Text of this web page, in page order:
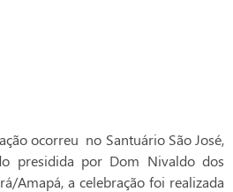
ocorreu no Santuário São José,
presidida por Dom Nivaldo dos
Amapá, a celebração foi realizada